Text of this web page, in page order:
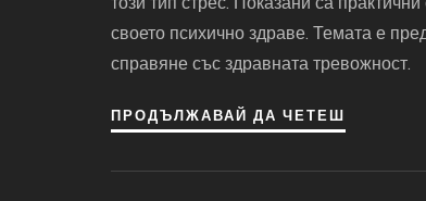
своето психично здраве. Темата е
справяне със здравната тревожност.
ПРОДЪЛЖАВАЙ ДА ЧЕТЕШ